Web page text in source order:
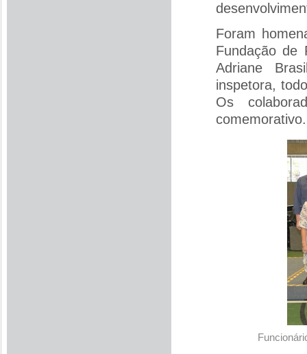
Foram
Fundação de
Adriane
inspetora,
Os
comemorativo.